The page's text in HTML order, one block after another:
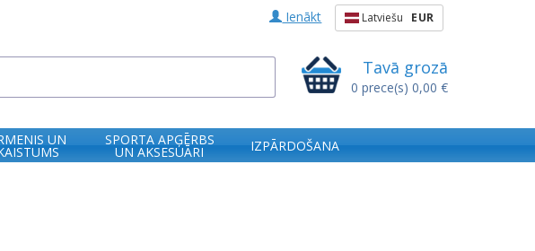
Ienākt Latviešu EUR
Tavā grozā
0 prece(s) 0,00 €
UN SPORTA APĢĒRBS
UN AKSESUĀRI
IZPĀRDOŠANA